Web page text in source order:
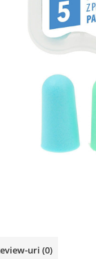
uri (0)